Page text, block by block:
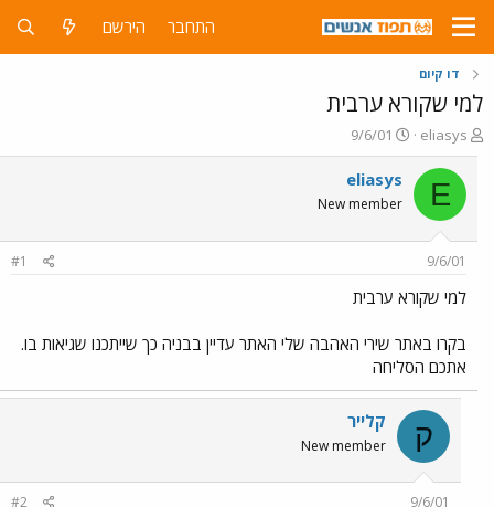
התחבר הירשם
דו קיום
למי שקורא ערבית
פ
ו
ת
ח
ה
ש
א
eliasys
פ
ו
ר
ס
ם
ר
9/6/01
E
eliasys
New member
9/6/01
#1
למי שקורא ערבית
בקרו באתר שירי האהבה שלי האתר עדיין בבניה כך שייתכנו שגיאות בו.
אתכם הסליחה
ק קלייר
New member
9/6/01
#2